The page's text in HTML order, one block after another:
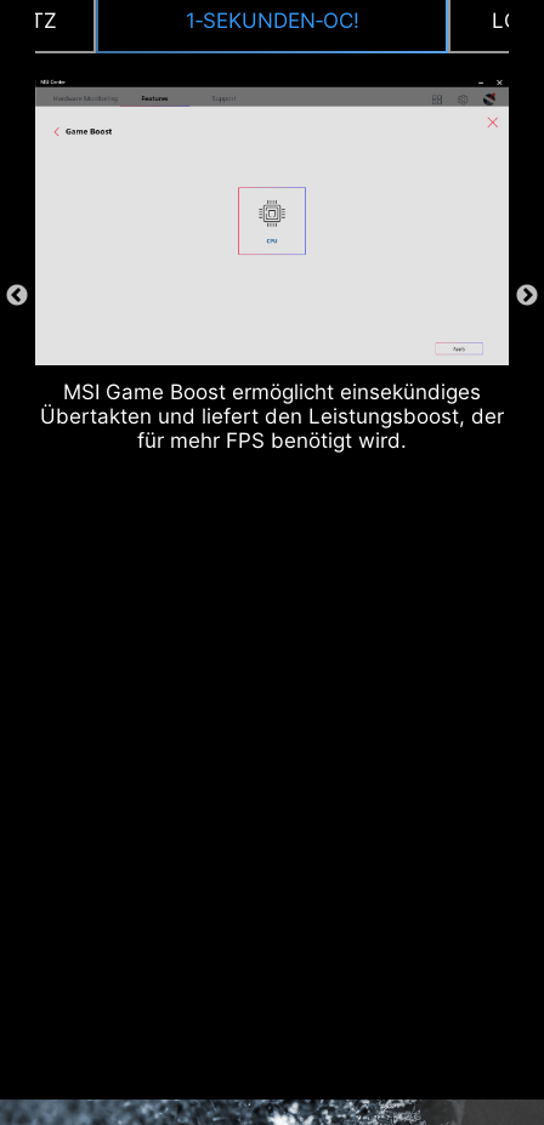
1‑SEKUNDEN‑OC!
MSI Game Boost ermöglicht einsekündiges
Übertakten und liefert den Leistungsboost, der
für mehr FPS benötigt wird.
DDR memory Slots